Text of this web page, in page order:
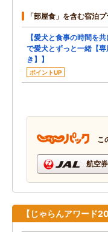
「部屋食」を含む宿泊
【愛犬と食事の時間を
で愛犬とずっと一緒【
き】】
ポイントUP
こ
航空
【じゃらんアワード